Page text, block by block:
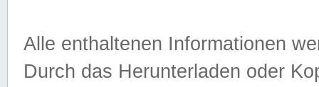
Alle enthaltenen Informationen
Durch das Herunterladen oder